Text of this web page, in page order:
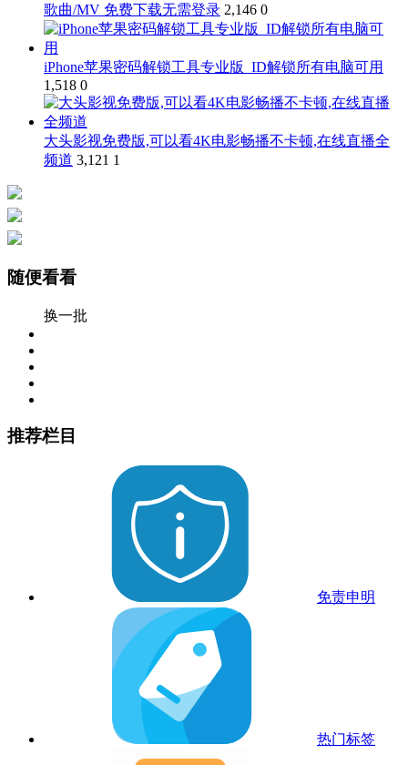
歌曲/MV 免费下载无需登录 2,146 0
iPhone苹果密码解锁工具专业版_ID解锁所有电脑可用
1,518 0
大头影视免费版,可以看4K电影畅播不卡顿,在线直播全
频道 3,121 1
随便看看
换一批
推荐栏目
免责申明
热门标签